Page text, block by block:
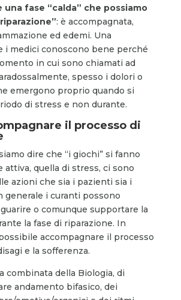
una fase “calda” che possiamo
: è accompagnata,
ed edemi. Una
i medici conoscono bene perché
in cui sono chiamati ad
spesso i dolori o
emergono proprio quando si
di stress e non durante.
il processo di
dire che “i giochi” si fanno
attiva, quella di stress, ci sono
azioni che sia i pazienti sia i
generale i curanti possono
o comunque supportare la
la fase di riparazione. In
accompagnare il processo
e la sofferenza.
combinata della Biologia, di
andamento bifasico, dei